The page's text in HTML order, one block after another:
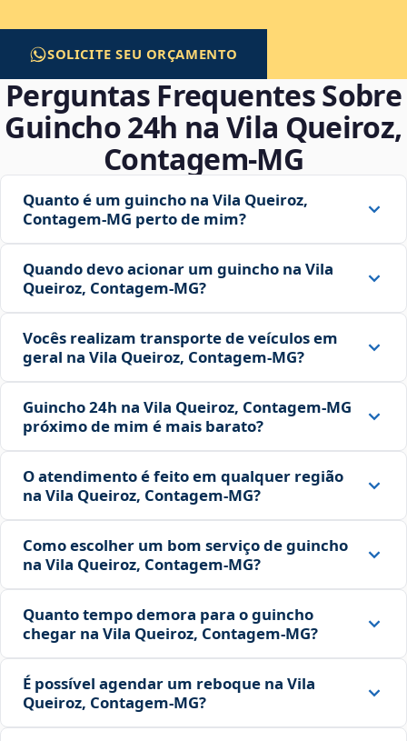
SOLICITE SEU ORÇAMENTO
Perguntas Frequentes Sobre
Guincho 24h na Vila Queiroz,
Contagem‑MG
Quanto é um guincho na Vila Queiroz,
Contagem‑MG perto de mim?
Quando devo acionar um guincho na Vila
Queiroz, Contagem‑MG?
Vocês realizam transporte de veículos em
geral na Vila Queiroz, Contagem‑MG?
Guincho 24h na Vila Queiroz, Contagem‑MG
próximo de mim é mais barato?
O atendimento é feito em qualquer região
na Vila Queiroz, Contagem‑MG?
Como escolher um bom serviço de guincho
na Vila Queiroz, Contagem‑MG?
Quanto tempo demora para o guincho
chegar na Vila Queiroz, Contagem‑MG?
É possível agendar um reboque na Vila
Queiroz, Contagem‑MG?